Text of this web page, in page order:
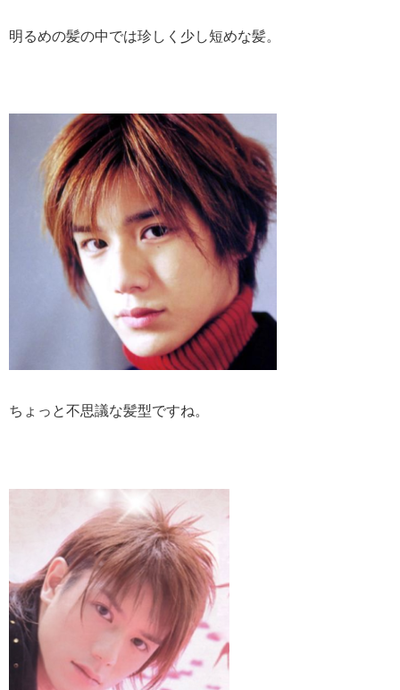
明るめの髪の中では珍しく少し短めな髪。
ちょっと不思議な髪型ですね。